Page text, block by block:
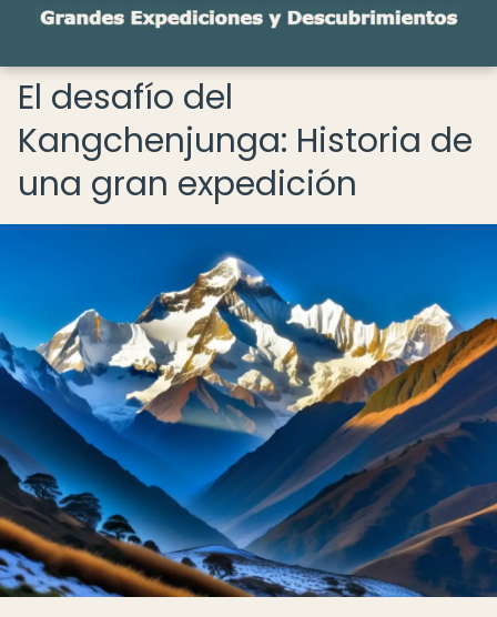
El desafío del
Kangchenjunga: Historia de
una gran expedición